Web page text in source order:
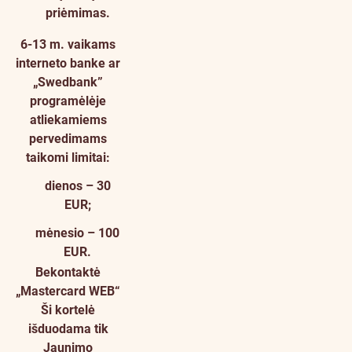
priėmimas.
6-13 m. vaikams
interneto banke ar
„Swedbank”
programėlėje
atliekamiems
pervedimams
taikomi limitai:
dienos – 30
EUR;
mėnesio – 100
EUR.
Bekontaktė
„Mastercard WEB“
Ši kortelė
išduodama tik
Jaunimo